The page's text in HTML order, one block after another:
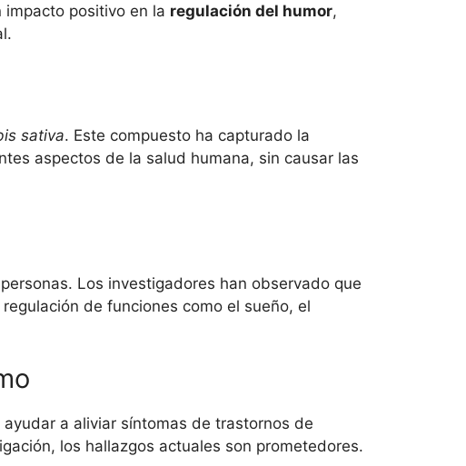
impacto positivo en la regulación del humor,
sativa. Este compuesto ha capturado la
aspectos de la salud humana, sin causar las
Los investigadores han observado que
de funciones como el sueño, el
a aliviar síntomas de trastornos de
los hallazgos actuales son prometedores.